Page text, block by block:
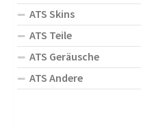
ATS Skins
ATS Teile
ATS Geräusche
ATS Andere